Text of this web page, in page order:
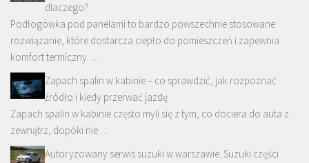
dlaczego?
Podłogówka pod panelami to bardzo powszechnie stosowane
rozwiązanie, które dostarcza ciepło do pomieszczeń i zapewnia
komfort termiczny. …
Zapach spalin w kabinie – co sprawdzić, jak rozpoznać
źródło i kiedy przerwać jazdę
Zapach spalin w kabinie często myli się z tym, co dociera do auta z
zewnątrz, dopóki nie …
Autoryzowany serwis suzuki w warszawie. Suzuki części